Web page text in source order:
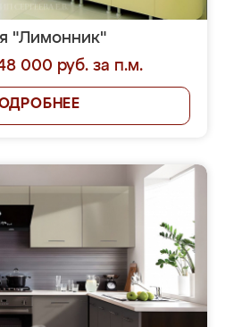
"Лимонник"
000 руб. за п.м.